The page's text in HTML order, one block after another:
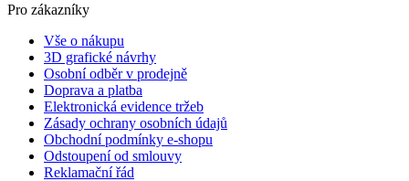
Pro zákazníky
Vše o nákupu
3D grafické návrhy
Osobní odběr v prodejně
Doprava a platba
Elektronická evidence tržeb
Zásady ochrany osobních údajů
Obchodní podmínky e-shopu
Odstoupení od smlouvy
Reklamační řád